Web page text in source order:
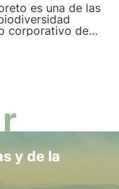
es una de las
corporativo de
cuadros de
y de la